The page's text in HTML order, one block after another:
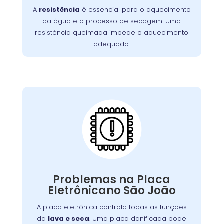
A resistência é essencial para o aquecimento
da água e o processo de secagem. Uma
resistência queimada impede o aquecimento
adequado.
incluem ciclos de lavagem mais longos e
roupas que saem frias da máquina
. É essencial
substituir a resistência queimada para
restaurar o desempenho da lavadora e
garantir uma limpeza eficaz.
Problemas na Placa
Eletrônicano São João
A placa eletrônica controla todas as funções
da lava e seca. Uma placa danificada pode
Placa Eletrônica
Queimada:
placa eletrônica
é o cérebro da
, controlando todas as suas funções.
Quando queimada, a máquina pode
interrompidos, falha nos comandos ou não
ligar.
Causas comuns incluem picos de tensão e
feita por um técnico especializado para